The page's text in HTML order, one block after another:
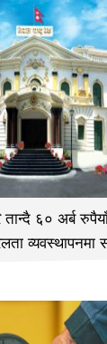
तान्दै ६० अर्ब
व्यवस्थापनमा